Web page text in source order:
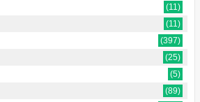
(11)
(11)
(397)
(25)
(5)
(89)